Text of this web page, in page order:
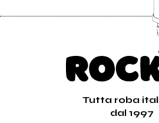
Tutta roba
dal 1997